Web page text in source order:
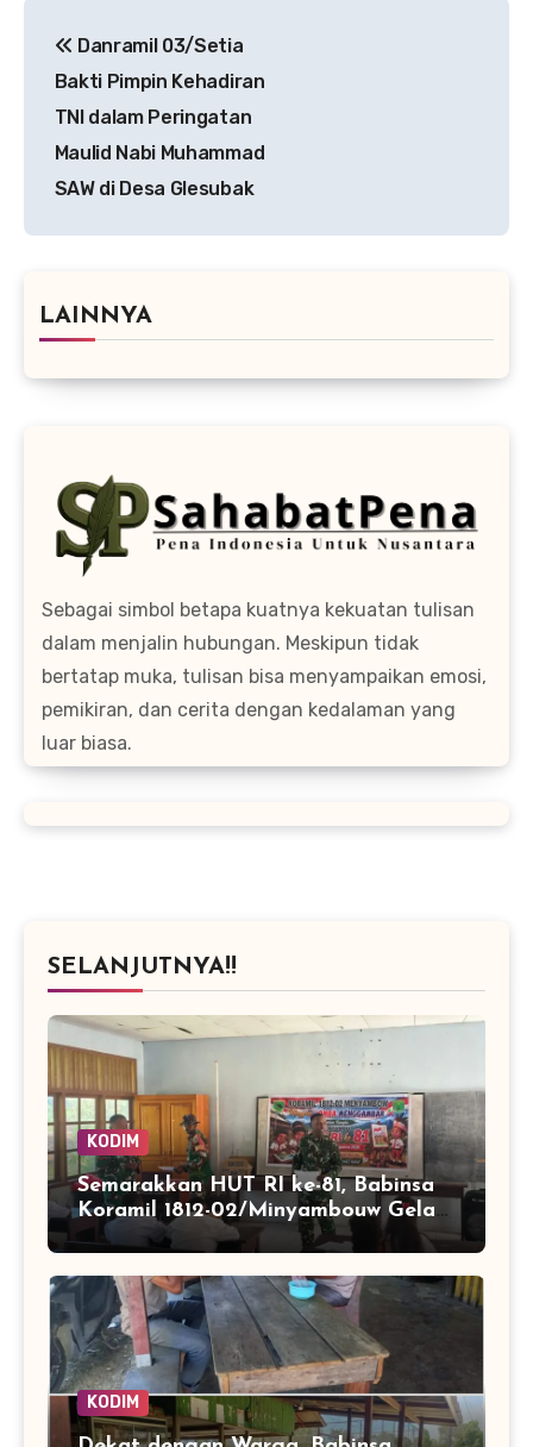
pos
Danramil 03/Setia
Bakti Pimpin Kehadiran
TNI dalam Peringatan
Maulid Nabi Muhammad
SAW di Desa Glesubak
LAINNYA
Sebagai simbol betapa kuatnya kekuatan tulisan
dalam menjalin hubungan. Meskipun tidak
bertatap muka, tulisan bisa menyampaikan emosi,
pemikiran, dan cerita dengan kedalaman yang
luar biasa.
SELANJUTNYA!!
KODIM
Semarakkan HUT RI ke-81, Babinsa
Koramil 1812-02/Minyambouw Gelar
Aksi Peduli dan Lomba
Menggambar di Kampung Imbrekti
KODIM